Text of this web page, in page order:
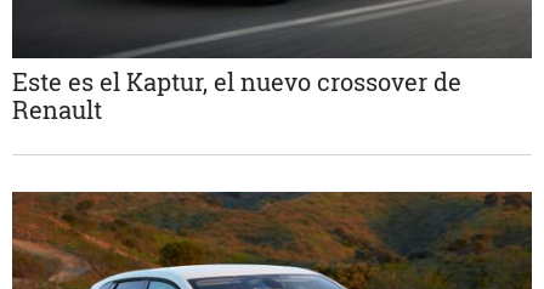
Este es el Kaptur, el nuevo crossover de
Renault